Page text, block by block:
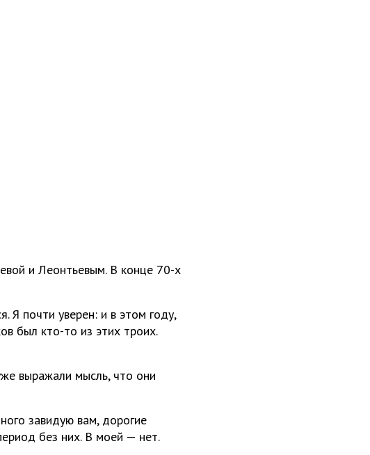
и Леонтьевым. В конце 70-х
Я почти уверен: и в этом году,
был кто-то из этих троих.
выражали мысль, что они
завидую вам, дорогие
без них. В моей — нет.